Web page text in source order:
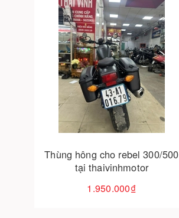
Thùng hông cho rebel 300/500
tại thaivinhmotor
1.950.000₫
Cho vào giỏ hàng